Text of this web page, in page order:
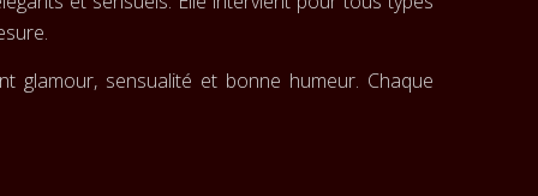
glamour, sensualité et bonne humeur. Chaque